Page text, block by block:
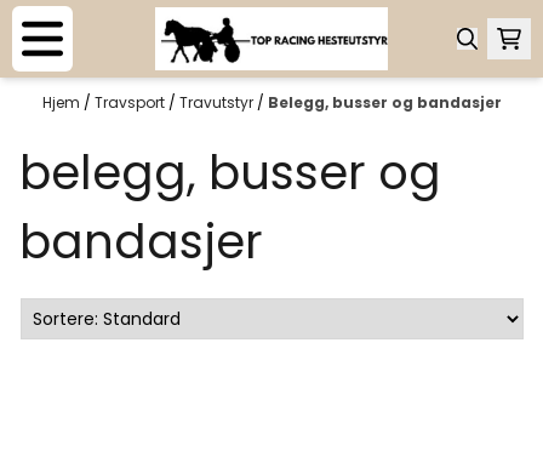
Hopp til innhold
Hjem / Travsport / Travutstyr / Belegg, busser og bandasjer
belegg, busser og
bandasjer